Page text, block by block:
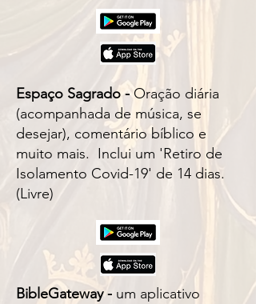
Espaço Sagrado - Oração diária
(acompanhada de música, se
desejar), comentário bíblico e
muito mais. Inclui um 'Retiro de
Isolamento Covid-19' de 14 dias.
(Livre)
BibleGateway - um aplicativo